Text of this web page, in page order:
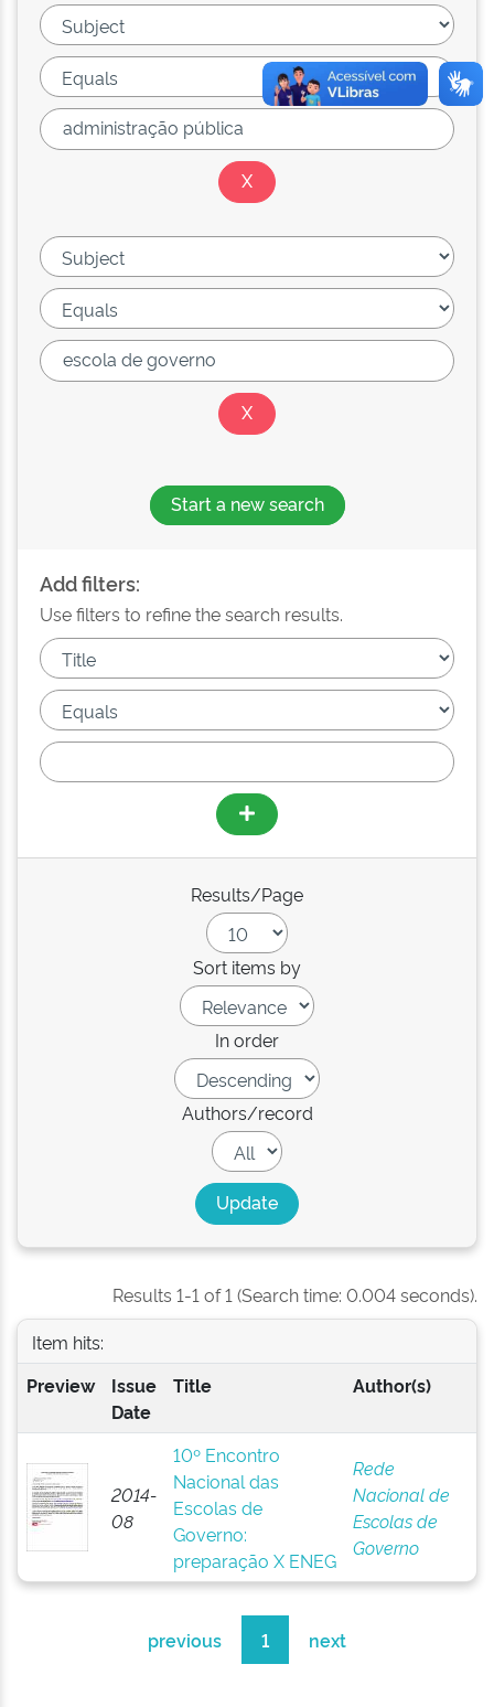
Start a new search
Add filters:
Use filters to refine the search results.
Results/Page
Sort items by
In order
Authors/record
Results 1-1 of 1 (Search time: 0.004 seconds).
Item hits:
Preview
Issue
Date
Title Author(s)
2014-
08
10º Encontro
Nacional das
Escolas de
Governo:
preparação X ENEG
Rede
Nacional de
Escolas de
Governo
previous 1 next